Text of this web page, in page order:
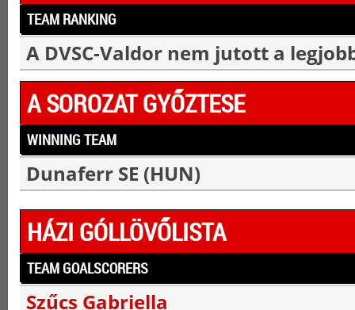
TEAM RANKING
A DVSC-Valdor nem jutott a
A SOROZAT GYŐZTESE
WINNING TEAM
Dunaferr SE (HUN)
HÁZI GÓLLÖVŐLISTA
TEAM GOALSCORERS
Szűcs Gabriella